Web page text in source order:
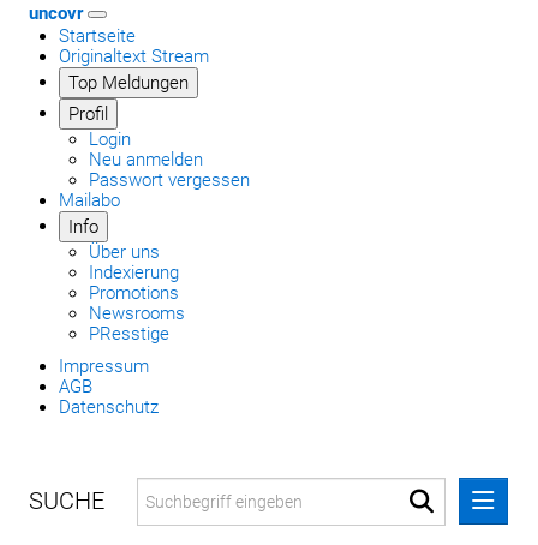
uncovr
Startseite
Originaltext Stream
Top Meldungen
Profil
Login
Neu anmelden
Passwort vergessen
Mailabo
Info
Über uns
Indexierung
Promotions
Newsrooms
PResstige
Impressum
AGB
Datenschutz